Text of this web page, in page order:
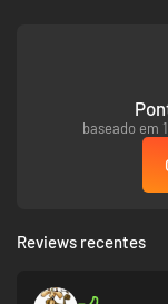
baseado em
Reviews recentes